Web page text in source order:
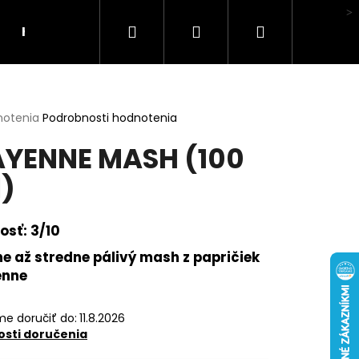
Hodnotenie obchoduHľadať PrihlásenieNákupný
Podrobnosti hodnotenia
MASH (100
3/10
až stredne pálivý mash z papričiek
doručiť do: 11.8.2026
doručenia